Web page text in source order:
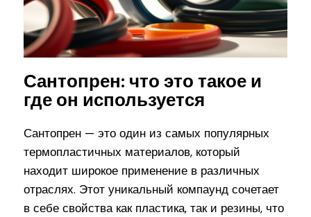
Сантопрен: что это такое и
где он используется
Сантопрен — это один из самых популярных
термопластичных материалов, который
находит широкое применение в различных
отраслях. Этот уникальный компаунд сочетает
в себе свойства как пластика, так и резины, что